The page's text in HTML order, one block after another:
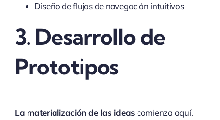
Diseño de flujos de navegación intuitivos
3. Desarrollo de
Prototipos
La materialización de las ideas comienza aquí.